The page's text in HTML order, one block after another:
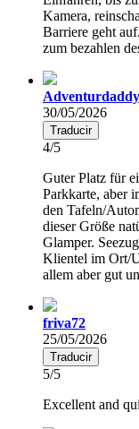
Kamera,
Barriere geht
zum bezahlen
Adventurdaddy
30/05/2026
Traducir
4/5
Guter Platz für
Parkkarte, aber
den Tafeln/
dieser Größe
Glamper.
Klientel im Ort/
allem aber gut
friva72
25/05/2026
Traducir
5/5
Excellent and